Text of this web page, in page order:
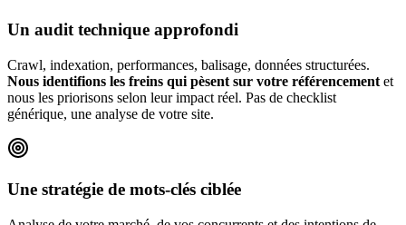
Un audit technique approfondi
Crawl, indexation, performances, balisage, données structurées.
Nous identifions les freins qui pèsent sur votre référencement et
nous les priorisons selon leur impact réel. Pas de checklist
générique, une analyse de votre site.
Une stratégie de mots-clés ciblée